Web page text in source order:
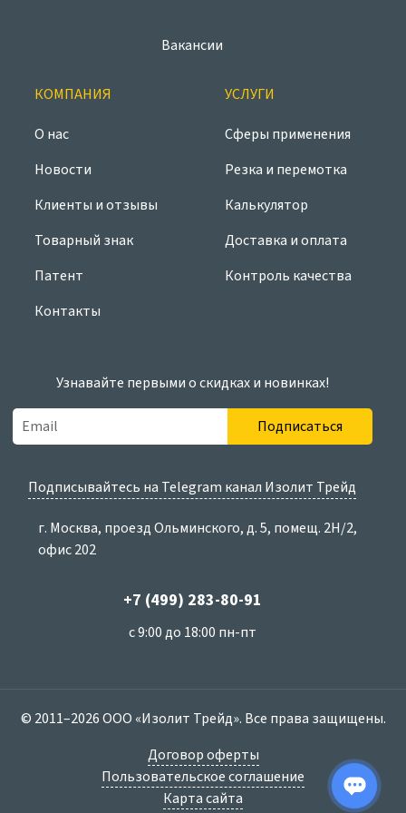
Вакансии
КОМПАНИЯ
О нас
Новости
Клиенты и отзывы
Товарный знак
Патент
Контакты
УСЛУГИ
Сферы применения
Резка и перемотка
Калькулятор
Доставка и оплата
Контроль качества
Узнавайте первыми о скидках и новинках!
Подписаться
Подписывайтесь на Telegram канал Изолит Трейд
г. Москва, проезд Ольминского, д. 5, помещ. 2Н/2,
офис 202
+7 (499) 283-80-91
с 9:00 до 18:00 пн-пт
© 2011–2026 ООО «Изолит Трейд». Все права защищены.
Договор оферты
Пользовательское соглашение
Карта сайта